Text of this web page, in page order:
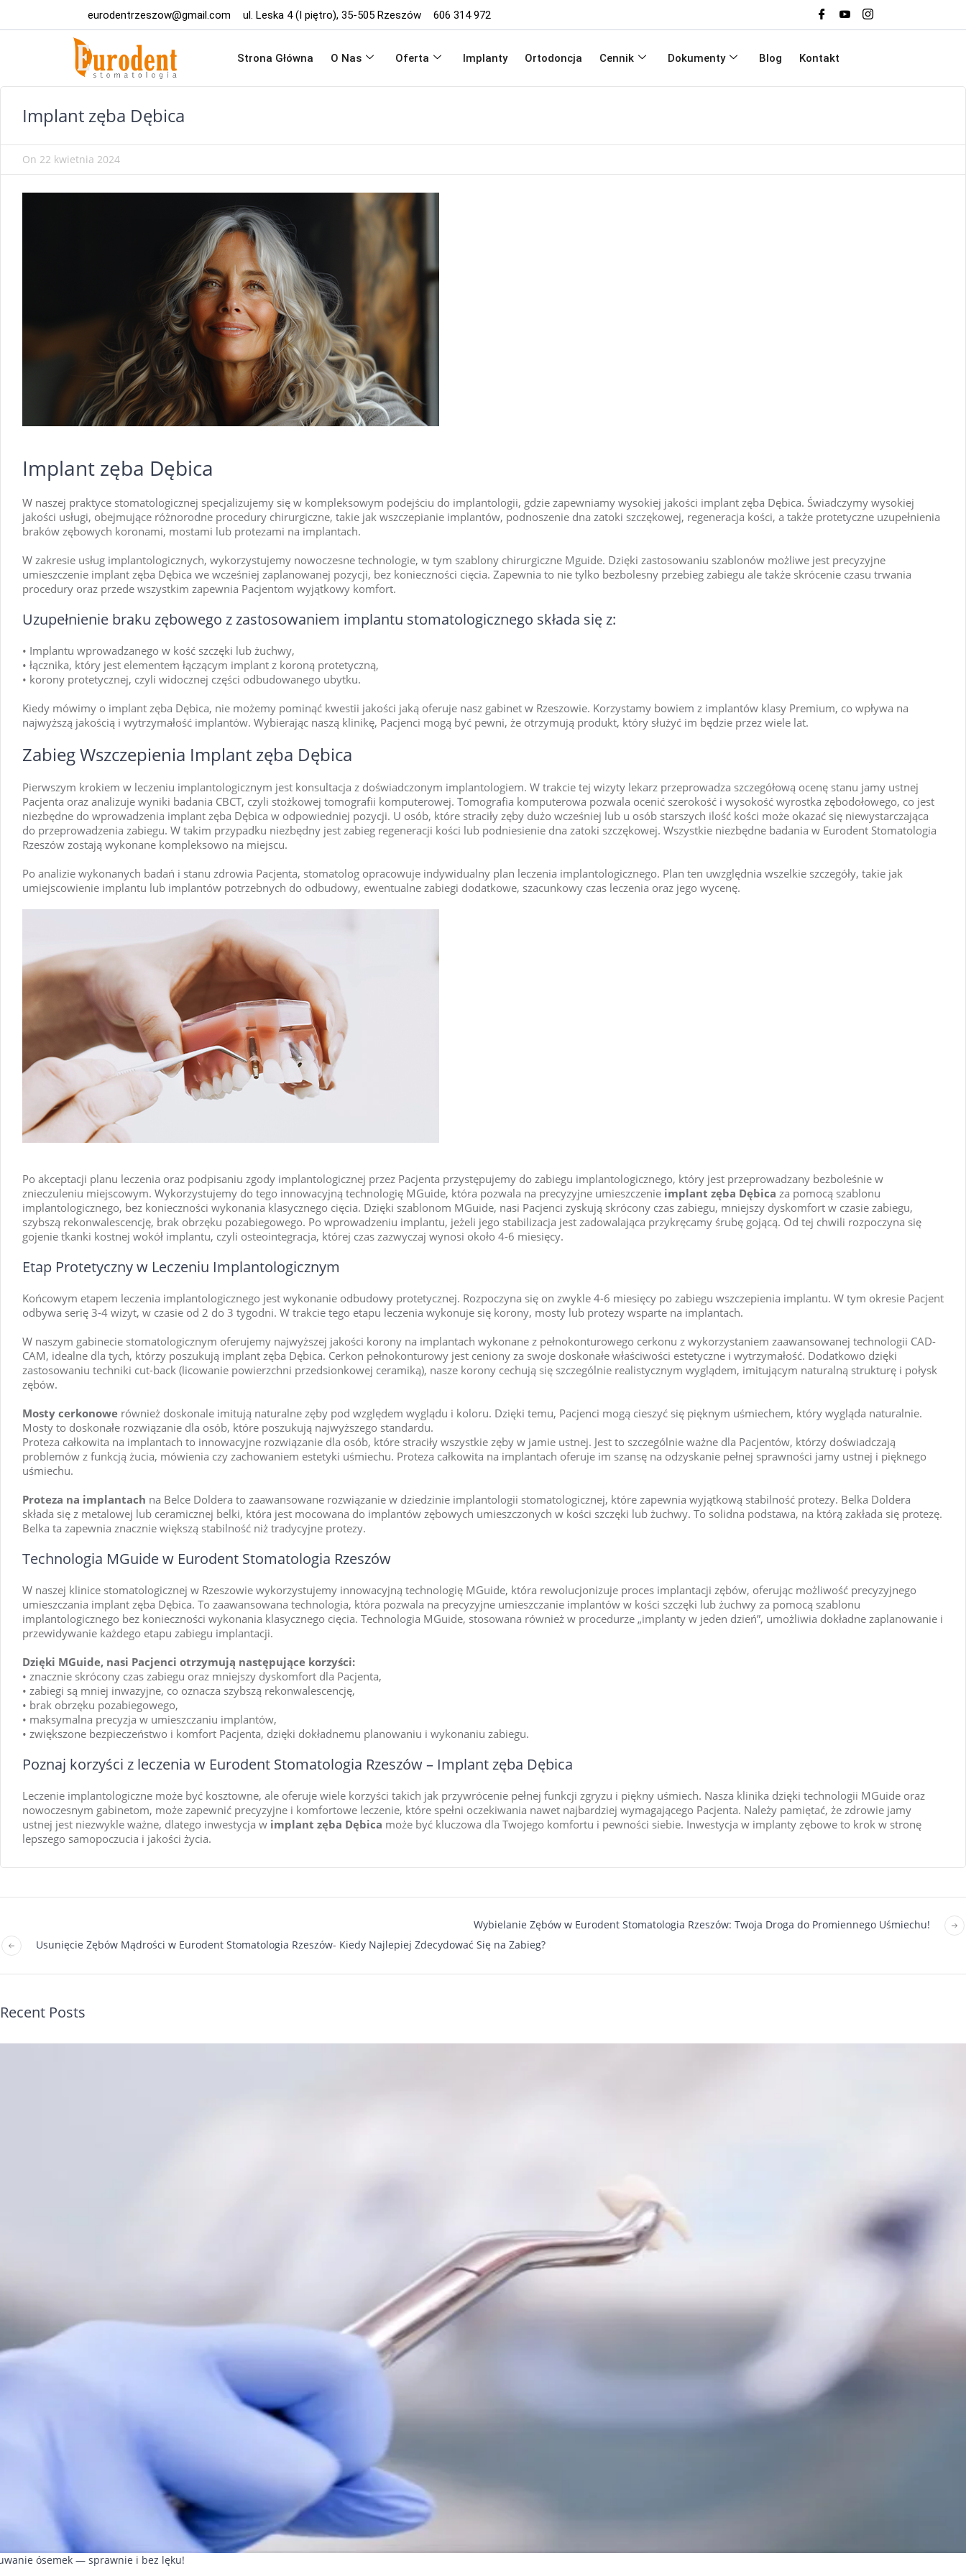
eurodentrzeszow@gmail.com ul. Leska 4 (I piętro), 35-505 Rzeszów 606 314 972
Strona Główna O Nas Oferta Implanty Ortodoncja Cennik Dokumenty Blog Kontakt
Implant zęba Dębica
On 22 kwietnia 2024
Implant zęba Dębica
W naszej praktyce stomatologicznej specjalizujemy się w kompleksowym podejściu do implantologii, gdzie zapewniamy wysokiej jakości implant zęba Dębica. Świadczymy wysokiej
jakości usługi, obejmujące różnorodne procedury chirurgiczne, takie jak wszczepianie implantów, podnoszenie dna zatoki szczękowej, regeneracja kości, a także protetyczne uzupełnienia
braków zębowych koronami, mostami lub protezami na implantach.
W zakresie usług implantologicznych, wykorzystujemy nowoczesne technologie, w tym szablony chirurgiczne Mguide. Dzięki zastosowaniu szablonów możliwe jest precyzyjne
umieszczenie implant zęba Dębica we wcześniej zaplanowanej pozycji, bez konieczności cięcia. Zapewnia to nie tylko bezbolesny przebieg zabiegu ale także skrócenie czasu trwania
procedury oraz przede wszystkim zapewnia Pacjentom wyjątkowy komfort.
Uzupełnienie braku zębowego z zastosowaniem implantu stomatologicznego składa się z:
• Implantu wprowadzanego w kość szczęki lub żuchwy,
• łącznika, który jest elementem łączącym implant z koroną protetyczną,
• korony protetycznej, czyli widocznej części odbudowanego ubytku.
Kiedy mówimy o implant zęba Dębica, nie możemy pominąć kwestii jakości jaką oferuje nasz gabinet w Rzeszowie. Korzystamy bowiem z implantów klasy Premium, co wpływa na
najwyższą jakością i wytrzymałość implantów. Wybierając naszą klinikę, Pacjenci mogą być pewni, że otrzymują produkt, który służyć im będzie przez wiele lat.
Zabieg Wszczepienia Implant zęba Dębica
Pierwszym krokiem w leczeniu implantologicznym jest konsultacja z doświadczonym implantologiem. W trakcie tej wizyty lekarz przeprowadza szczegółową ocenę stanu jamy ustnej
Pacjenta oraz analizuje wyniki badania CBCT, czyli stożkowej tomografii komputerowej. Tomografia komputerowa pozwala ocenić szerokość i wysokość wyrostka zębodołowego, co jest
niezbędne do wprowadzenia implant zęba Dębica w odpowiedniej pozycji. U osób, które straciły zęby dużo wcześniej lub u osób starszych ilość kości może okazać się niewystarczająca
do przeprowadzenia zabiegu. W takim przypadku niezbędny jest zabieg regeneracji kości lub podniesienie dna zatoki szczękowej. Wszystkie niezbędne badania w Eurodent Stomatologia
Rzeszów zostają wykonane kompleksowo na miejscu.
Po analizie wykonanych badań i stanu zdrowia Pacjenta, stomatolog opracowuje indywidualny plan leczenia implantologicznego. Plan ten uwzględnia wszelkie szczegóły, takie jak
umiejscowienie implantu lub implantów potrzebnych do odbudowy, ewentualne zabiegi dodatkowe, szacunkowy czas leczenia oraz jego wycenę.
Po akceptacji planu leczenia oraz podpisaniu zgody implantologicznej przez Pacjenta przystępujemy do zabiegu implantologicznego, który jest przeprowadzany bezboleśnie w
znieczuleniu miejscowym. Wykorzystujemy do tego innowacyjną technologię MGuide, która pozwala na precyzyjne umieszczenie implant zęba Dębica za pomocą szablonu
implantologicznego, bez konieczności wykonania klasycznego cięcia. Dzięki szablonom MGuide, nasi Pacjenci zyskują skrócony czas zabiegu, mniejszy dyskomfort w czasie zabiegu,
szybszą rekonwalescencję, brak obrzęku pozabiegowego. Po wprowadzeniu implantu, jeżeli jego stabilizacja jest zadowalająca przykręcamy śrubę gojącą. Od tej chwili rozpoczyna się
gojenie tkanki kostnej wokół implantu, czyli osteointegracja, której czas zazwyczaj wynosi około 4-6 miesięcy.
Etap Protetyczny w Leczeniu Implantologicznym
Końcowym etapem leczenia implantologicznego jest wykonanie odbudowy protetycznej. Rozpoczyna się on zwykle 4-6 miesięcy po zabiegu wszczepienia implantu. W tym okresie Pacjent
odbywa serię 3-4 wizyt, w czasie od 2 do 3 tygodni. W trakcie tego etapu leczenia wykonuje się korony, mosty lub protezy wsparte na implantach.
W naszym gabinecie stomatologicznym oferujemy najwyższej jakości korony na implantach wykonane z pełnokonturowego cerkonu z wykorzystaniem zaawansowanej technologii CAD-
CAM, idealne dla tych, którzy poszukują implant zęba Dębica. Cerkon pełnokonturowy jest ceniony za swoje doskonałe właściwości estetyczne i wytrzymałość. Dodatkowo dzięki
zastosowaniu techniki cut-back (licowanie powierzchni przedsionkowej ceramiką), nasze korony cechują się szczególnie realistycznym wyglądem, imitującym naturalną strukturę i połysk
zębów.
Mosty cerkonowe również doskonale imitują naturalne zęby pod względem wyglądu i koloru. Dzięki temu, Pacjenci mogą cieszyć się pięknym uśmiechem, który wygląda naturalnie.
Mosty to doskonałe rozwiązanie dla osób, które poszukują najwyższego standardu.
Proteza całkowita na implantach to innowacyjne rozwiązanie dla osób, które straciły wszystkie zęby w jamie ustnej. Jest to szczególnie ważne dla Pacjentów, którzy doświadczają
problemów z funkcją żucia, mówienia czy zachowaniem estetyki uśmiechu. Proteza całkowita na implantach oferuje im szansę na odzyskanie pełnej sprawności jamy ustnej i pięknego
uśmiechu.
Proteza na implantach na Belce Doldera to zaawansowane rozwiązanie w dziedzinie implantologii stomatologicznej, które zapewnia wyjątkową stabilność protezy. Belka Doldera
składa się z metalowej lub ceramicznej belki, która jest mocowana do implantów zębowych umieszczonych w kości szczęki lub żuchwy. To solidna podstawa, na którą zakłada się protezę.
Belka ta zapewnia znacznie większą stabilność niż tradycyjne protezy.
Technologia MGuide w Eurodent Stomatologia Rzeszów
W naszej klinice stomatologicznej w Rzeszowie wykorzystujemy innowacyjną technologię MGuide, która rewolucjonizuje proces implantacji zębów, oferując możliwość precyzyjnego
umieszczania implant zęba Dębica. To zaawansowana technologia, która pozwala na precyzyjne umieszczanie implantów w kości szczęki lub żuchwy za pomocą szablonu
implantologicznego bez konieczności wykonania klasycznego cięcia. Technologia MGuide, stosowana również w procedurze „implanty w jeden dzień”, umożliwia dokładne zaplanowanie i
przewidywanie każdego etapu zabiegu implantacji.
Dzięki MGuide, nasi Pacjenci otrzymują następujące korzyści:
• znacznie skrócony czas zabiegu oraz mniejszy dyskomfort dla Pacjenta,
• zabiegi są mniej inwazyjne, co oznacza szybszą rekonwalescencję,
• brak obrzęku pozabiegowego,
• maksymalna precyzja w umieszczaniu implantów,
• zwiększone bezpieczeństwo i komfort Pacjenta, dzięki dokładnemu planowaniu i wykonaniu zabiegu.
Poznaj korzyści z leczenia w Eurodent Stomatologia Rzeszów – Implant zęba Dębica
Leczenie implantologiczne może być kosztowne, ale oferuje wiele korzyści takich jak przywrócenie pełnej funkcji zgryzu i piękny uśmiech. Nasza klinika dzięki technologii MGuide oraz
nowoczesnym gabinetom, może zapewnić precyzyjne i komfortowe leczenie, które spełni oczekiwania nawet najbardziej wymagającego Pacjenta. Należy pamiętać, że zdrowie jamy
ustnej jest niezwykle ważne, dlatego inwestycja w implant zęba Dębica może być kluczowa dla Twojego komfortu i pewności siebie. Inwestycja w implanty zębowe to krok w stronę
lepszego samopoczucia i jakości życia.
Wybielanie Zębów w Eurodent Stomatologia Rzeszów: Twoja Droga do Promiennego Uśmiechu!
Usunięcie Zębów Mądrości w Eurodent Stomatologia Rzeszów- Kiedy Najlepiej Zdecydować Się na Zabieg?
Recent Posts
ósemek — sprawnie i bez lęku!